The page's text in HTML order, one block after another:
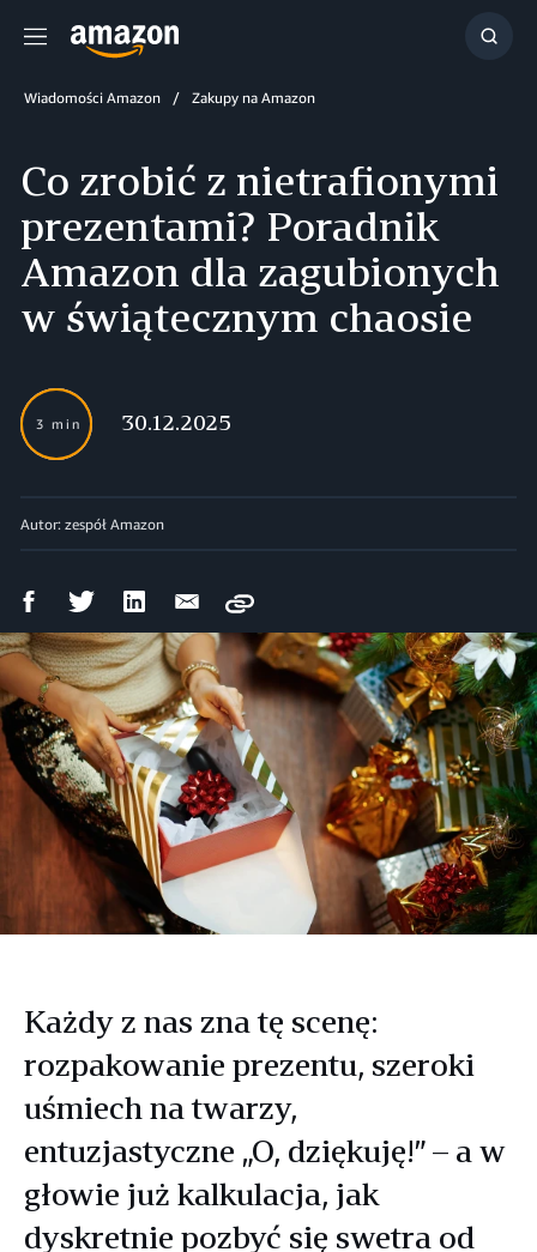
Menu
Wiadomości Amazon Zakupy na Amazon
Co zrobić z nietrafionymi
prezentami? Poradnik
Amazon dla zagubionych
w świątecznym chaosie
3 min 30.12.2025
Autor: zespół Amazon
Udostępnij
Facebooku
Udostępnij
Twitterze
Udostępnij
LinkedIn
Wyślij
Copy
Każdy z nas zna tę scenę:
rozpakowanie prezentu, szeroki
uśmiech na twarzy,
entuzjastyczne „O, dziękuję!” – a w
głowie już kalkulacja, jak
dyskretnie pozbyć się swetra od